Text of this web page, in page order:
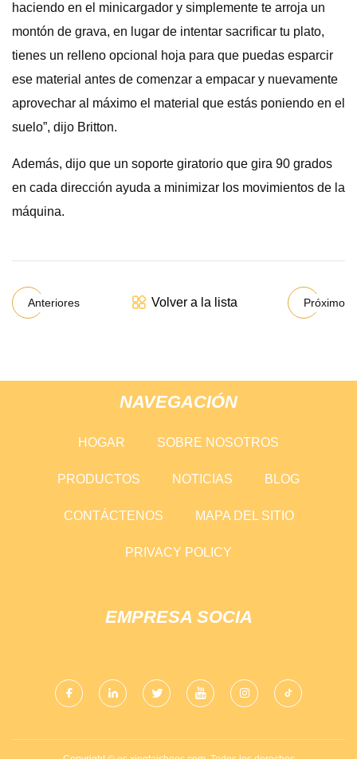
haciendo en el minicargador y simplemente te arroja un
montón de grava, en lugar de intentar sacrificar tu plato,
tienes un relleno opcional hoja para que puedas esparcir
ese material antes de comenzar a empacar y nuevamente
aprovechar al máximo el material que estás poniendo en el
suelo”, dijo Britton.
Además, dijo que un soporte giratorio que gira 90 grados
en cada dirección ayuda a minimizar los movimientos de la
máquina.
Anteriores Volver a la lista Próximo
NAVEGACIÓN
HOGAR SOBRE NOSOTROS
PRODUCTOS NOTICIAS BLOG
CONTÁCTENOS MAPA DEL SITIO
PRIVACY POLICY
EMPRESA SOCIA